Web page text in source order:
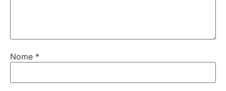
Nome *